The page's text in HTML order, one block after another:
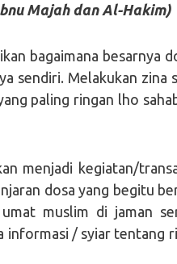
Majah dan Al-Hakim)
bagaimana besarnya
sendiri. Melakukan zina
paling ringan lho
menjadi kegiatan/
dosa yang begitu
muslim di jaman
informasi / syiar tentang